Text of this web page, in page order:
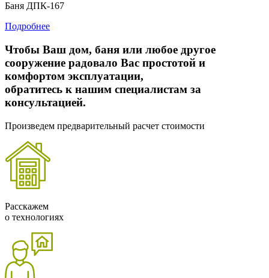
Баня ДПК-167
Подробнее
Чтобы Ваш дом, баня или любое другое
сооружение радовало Вас простотой и
комфортом эксплуатации,
обратитесь к нашим специалистам за
консультацией.
Произведем предварительный расчет стоимости
Расскажем
о технологиях